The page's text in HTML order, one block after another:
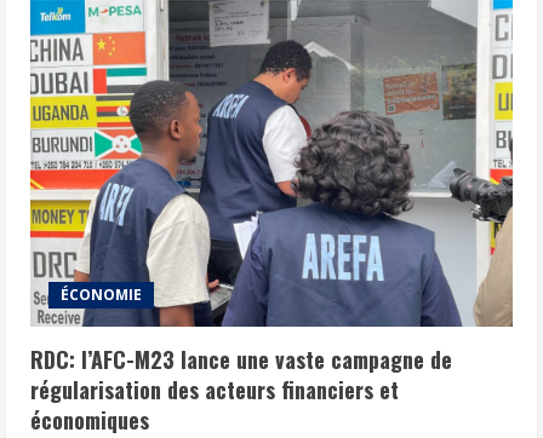
ÉCONOMIE
RDC: l’AFC-M23 lance une vaste campagne de
régularisation des acteurs financiers et
économiques